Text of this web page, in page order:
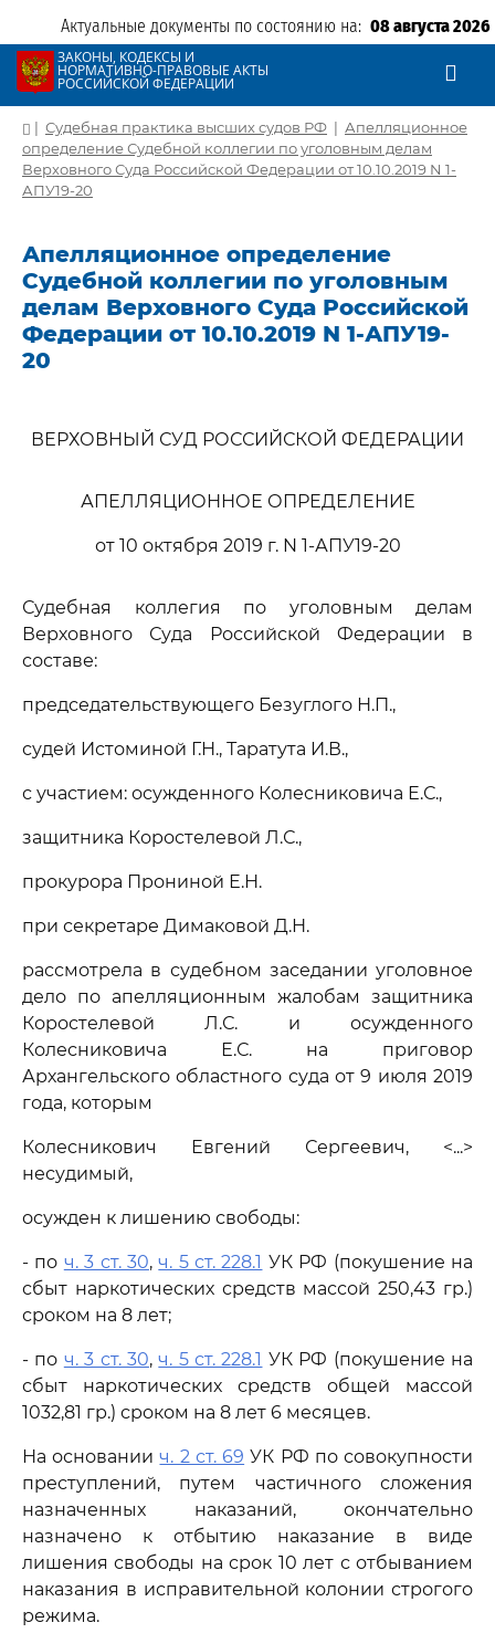
Актуальные документы по состоянию на: 08 августа 2026
ЗАКОНЫ, КОДЕКСЫ И
НОРМАТИВНО-ПРАВОВЫЕ АКТЫ
РОССИЙСКОЙ ФЕДЕРАЦИИ
| Судебная практика высших судов РФ | Апелляционное
определение Судебной коллегии по уголовным делам
Верховного Суда Российской Федерации от 10.10.2019 N 1-
АПУ19-20
Апелляционное определение
Судебной коллегии по уголовным
делам Верховного Суда Российской
Федерации от 10.10.2019 N 1-АПУ19-
20
ВЕРХОВНЫЙ СУД РОССИЙСКОЙ ФЕДЕРАЦИИ
АПЕЛЛЯЦИОННОЕ ОПРЕДЕЛЕНИЕ
от 10 октября 2019 г. N 1-АПУ19-20
Судебная коллегия по уголовным делам
Верховного Суда Российской Федерации в
составе:
председательствующего Безуглого Н.П.,
судей Истоминой Г.Н., Таратута И.В.,
с участием: осужденного Колесниковича Е.С.,
защитника Коростелевой Л.С.,
прокурора Прониной Е.Н.
при секретаре Димаковой Д.Н.
рассмотрела в судебном заседании уголовное
дело по апелляционным жалобам защитника
Коростелевой Л.С. и осужденного
Колесниковича Е.С. на приговор
Архангельского областного суда от 9 июля 2019
года, которым
Колесникович Евгений Сергеевич, <...>
несудимый,
осужден к лишению свободы:
- по ч. 3 ст. 30,ч. 5 ст. 228.1 УК РФ (покушение на
сбыт наркотических средств массой 250,43 гр.)
сроком на 8 лет;
- по ч. 3 ст. 30,ч. 5 ст. 228.1 УК РФ (покушение на
сбыт наркотических средств общей массой
1032,81 гр.) сроком на 8 лет 6 месяцев.
На основаниич. 2 ст. 69 УК РФ по совокупности
преступлений, путем частичного сложения
назначенных наказаний, окончательно
назначено к отбытию наказание в виде
лишения свободы на срок 10 лет с отбыванием
наказания в исправительной колонии строгого
режима.